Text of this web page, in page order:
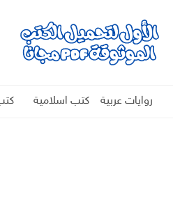
روايات عربية كتب اسلامية